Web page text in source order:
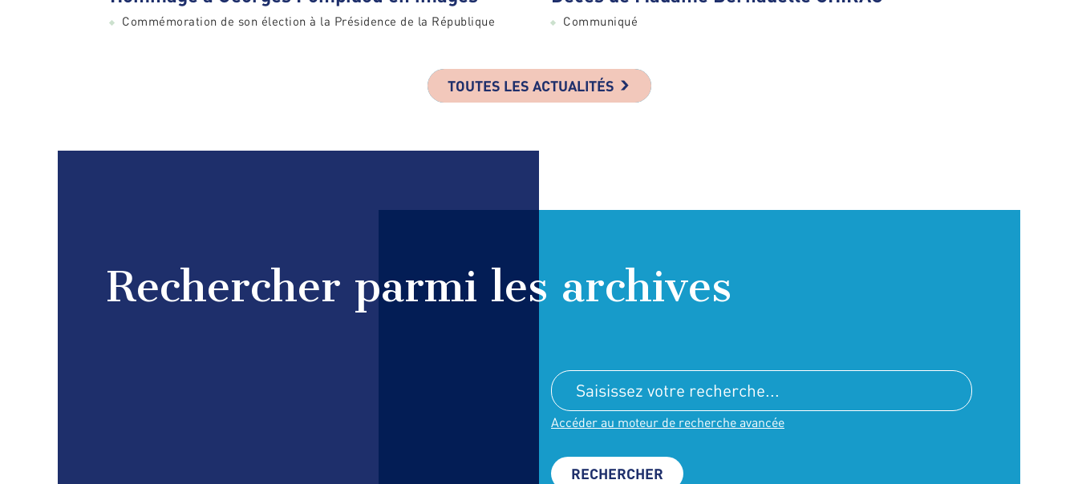
Commémoration de son élection à la Présidence de la République Communiqué
TOUTES LES ACTUALITÉS
Rechercher parmi les archives
Accéder au moteur de recherche avancée